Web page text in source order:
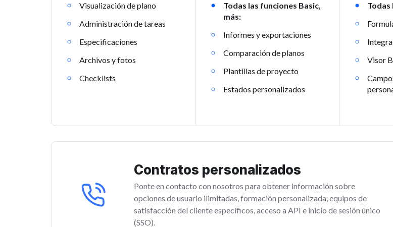
Visualización de plano
Administración de tareas
Especificaciones
Archivos y fotos
Checklists
Todas las funciones Basic,
más:
Informes y exportaciones
Comparación de planos
Plantillas de proyecto
Estados personalizados
Todas
Visor
Contratos personalizados
Ponte en contacto con nosotros para obtener información sobre
opciones de usuario ilimitadas, formación personalizada, equipos de
satisfacción del cliente específicos, acceso a API e inicio de sesión único
(SSO).